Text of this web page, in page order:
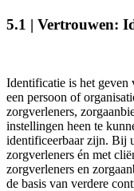
5.1 | Vertrouwen:
Identificatie is het geven
een persoon of
zorgverleners,
instellingen heen te
identificeerbaar zijn. Bij
zorgverleners én met
zorgverleners en
de basis van verdere